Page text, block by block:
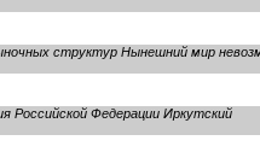
структур Нынешний мир
Российской Федерации Иркутский